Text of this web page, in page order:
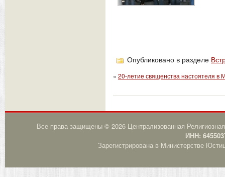
Опубликовано в разделе
« 20-летие священства настоятеля в
Все права защищены © 2026 Централизованная
ИНН:
Зарегистрирована в Министерстве